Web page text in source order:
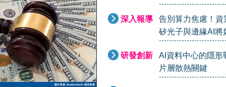
深入報導
告別算力焦慮！資
矽光子與邊緣AI將
研發創新
AI資料中心的隱形
片層散熱關鍵